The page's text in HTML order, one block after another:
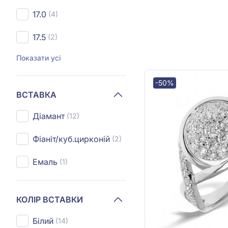
17.0 (4)
17.5 (2)
Показати усі
ВСТАВКА
Діамант (12)
Фіаніт/куб.цирконій (2)
Емаль (1)
КОЛІР ВСТАВКИ
Білий (14)
-50%